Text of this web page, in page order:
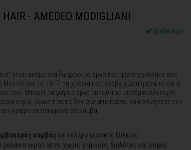
- AMEDEO MODIGLIANI
Διαθέσιμο
είναι ακόμα ένα ζωγραφικό έργο που φιλοτεχνήθηκε από
Μοντιλιάνι το 1917, τη χρονιά που έλαβε χώρα η πρώτη και η
του. Μπορεί τα γνήσια έργα αυτού του μποέμ καλλιτέχνη
ευρώ, όμως τίποτα δεν σας αποτρέπει να κοσμήσετε τον
εκτυπωμένο σε καμβά.
καμβάς σε τελάρο φυσικής ξυλείας
μελάνια νερού latex, χωρίς χημικούς διαλύτες και οσμές